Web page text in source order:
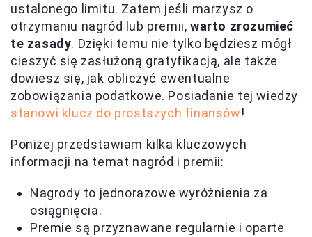
ustalonego limitu. Zatem jeśli marzysz o
otrzymaniu nagród lub premii,warto zrozumieć
te zasady. Dzięki temu nie tylko będziesz mógł
cieszyć się zasłużoną gratyfikacją, ale także
dowiesz się, jak obliczyć ewentualne
zobowiązania podatkowe. Posiadanie tej wiedzy
stanowi klucz do prostszych finansów!
Poniżej przedstawiam kilka kluczowych
informacji na temat nagród i premii:
Nagrody to jednorazowe wyróżnienia za
osiągnięcia.
Premie są przyznawane regularnie i oparte